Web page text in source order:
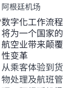
阿根廷机场
数字化工作流程
将为一个国家的
航空业带来颠覆
性变革
从乘客体验到货
物处理及航班管